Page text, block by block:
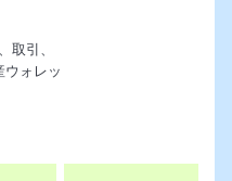
取引、
ウォレッ